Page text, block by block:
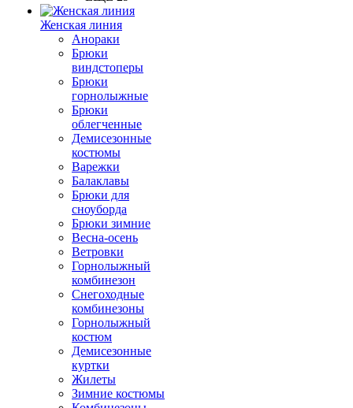
Женская линия
Анораки
Брюки
виндстоперы
Брюки
горнолыжные
Брюки
облегченные
Демисезонные
костюмы
Варежки
Балаклавы
Брюки для
сноуборда
Брюки зимние
Весна-осень
Ветровки
Горнолыжный
комбинезон
Снегоходные
комбинезоны
Горнолыжный
костюм
Демисезонные
куртки
Жилеты
Зимние костюмы